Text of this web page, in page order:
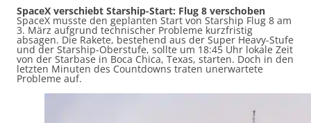
SpaceX verschiebt Starship-Start: Flug 8 verschoben
SpaceX musste den geplanten Start von Starship Flug 8 am
3. März aufgrund technischer Probleme kurzfristig
absagen. Die Rakete, bestehend aus der Super Heavy-Stufe
und der Starship-Oberstufe, sollte um 18:45 Uhr lokale Zeit
von der Starbase in Boca Chica, Texas, starten. Doch in den
letzten Minuten des Countdowns traten unerwartete
Probleme auf.